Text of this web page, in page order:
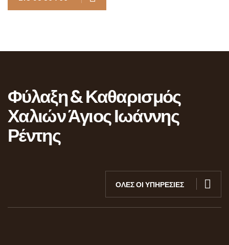
Φύλαξη & Καθαρισμός
Χαλιών Άγιος Ιωάννης
Ρέντης
ΟΛΕΣ ΟΙ ΥΠΗΡΕΣΙΕΣ